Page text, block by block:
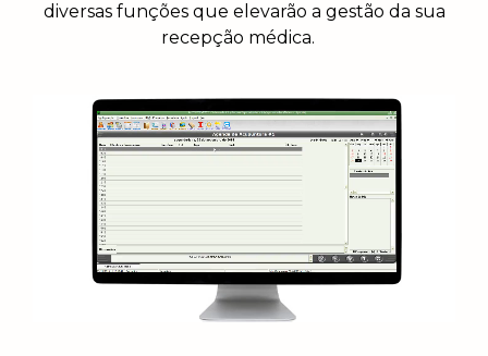
diversas funções que elevarão a gestão da sua
recepção médica.